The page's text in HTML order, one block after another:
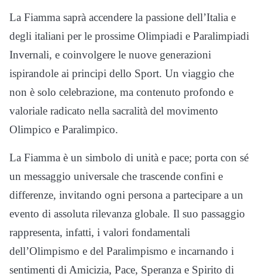
La Fiamma saprà accendere la passione dell’Italia e
degli italiani per le prossime Olimpiadi e Paralimpiadi
Invernali, e coinvolgere le nuove generazioni
ispirandole ai principi dello Sport. Un viaggio che
non è solo celebrazione, ma contenuto profondo e
valoriale radicato nella sacralità del movimento
Olimpico e Paralimpico.
La Fiamma è un simbolo di unità e pace; porta con sé
un messaggio universale che trascende confini e
differenze, invitando ogni persona a partecipare a un
evento di assoluta rilevanza globale. Il suo passaggio
rappresenta, infatti, i valori fondamentali
dell’Olimpismo e del Paralimpismo e incarnando i
sentimenti di Amicizia, Pace, Speranza e Spirito di